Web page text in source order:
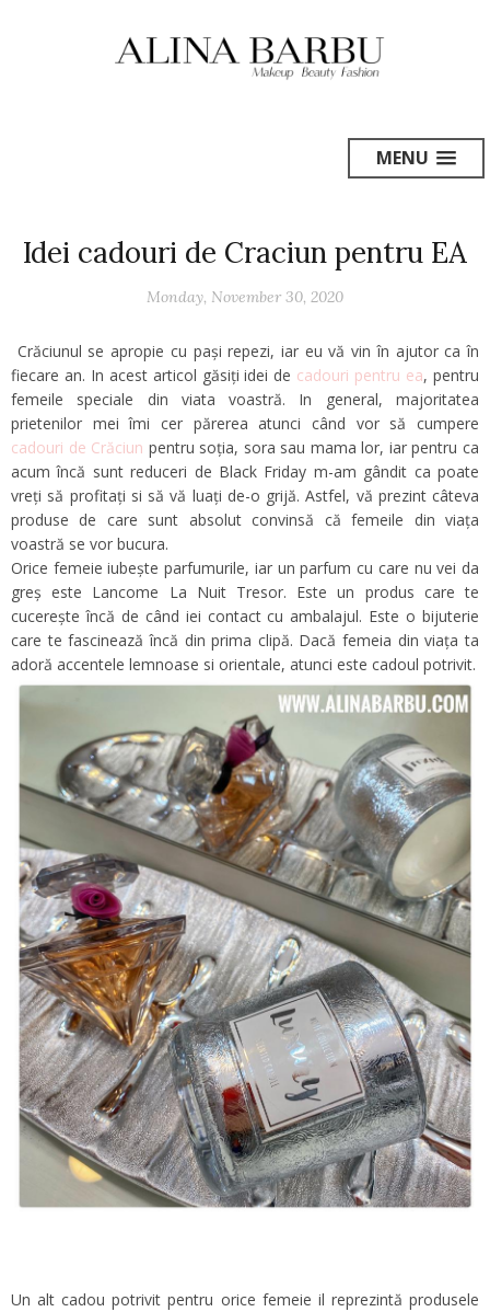
MENU
Idei cadouri de Craciun pentru EA
Monday, November 30, 2020
Crăciunul se apropie cu pași repezi, iar eu vă vin în ajutor ca în
fiecare an. In acest articol găsițiidei de cadouri pentru ea, pentru
femeile speciale din viata voastră. In general, majoritatea
prietenilor mei îmi cer părerea atunci când vor să cumpere
cadouri de Crăciun pentru soția, sora sau mama lor, iar pentru ca
acum încă sunt reduceri de Black Friday m-am gândit ca poate
vreți să profitați si să vă luați de-o grijă.Astfel, vă prezint câteva
produse de care sunt absolut convinsă că femeile din viața
voastră se vor bucura.
Orice femeie iubește parfumurile, iar un parfum cu care nu vei da
greș este Lancome La Nuit Tresor. Este un produs care te
cucerește încă de când iei contact cu ambalajul. Este o bijuterie
care te fascinează încă din prima clipă. Dacă femeia din viața ta
adoră accentele lemnoase si orientale, atunci este cadoul potrivit.
Un alt cadou potrivit pentru orice femeie il reprezintă produsele